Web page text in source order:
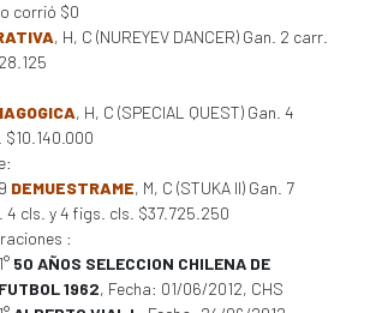
corrió $0
, H, C (NUREYEV DANCER) Gan. 2 carr.
, H, C (SPECIAL QUEST) Gan. 4
$10.140.000
DEMUESTRAME, M, C (STUKA II) Gan. 7
4 cls. y 4 figs. cls. $37.725.250
:
1° 50 AÑOS SELECCION CHILENA DE
FUTBOL 1962, Fecha: 01/06/2012, CHS